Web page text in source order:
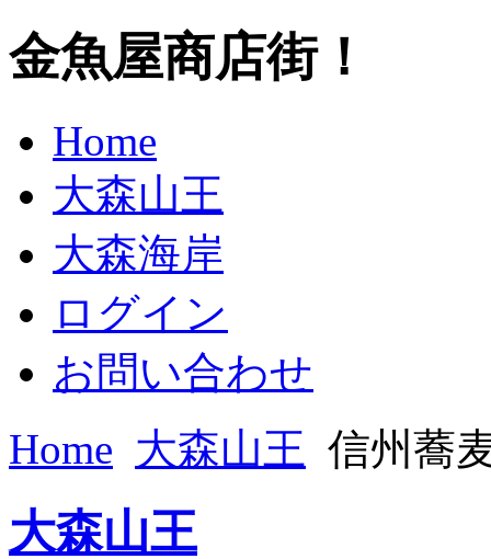
金魚屋商店街！
Home
大森山王
大森海岸
ログイン
お問い合わせ
Home 大森山王 信州蕎
大森山王